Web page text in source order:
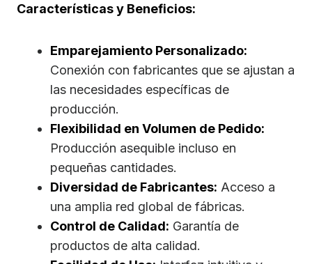
Características y Beneficios:
Emparejamiento Personalizado:
Conexión con fabricantes que se ajustan a
las necesidades específicas de
producción.
Flexibilidad en Volumen de Pedido:
Producción asequible incluso en
pequeñas cantidades.
Diversidad de Fabricantes: Acceso a
una amplia red global de fábricas.
Control de Calidad: Garantía de
productos de alta calidad.